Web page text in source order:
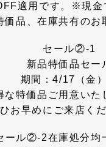
適用です。※現金
品、在庫共有のお
セール②-1
新品特価品セー
期間：4/17（金
な特価品ご用意い
ひお早めにご来店くだ
ール②-2在庫処分均